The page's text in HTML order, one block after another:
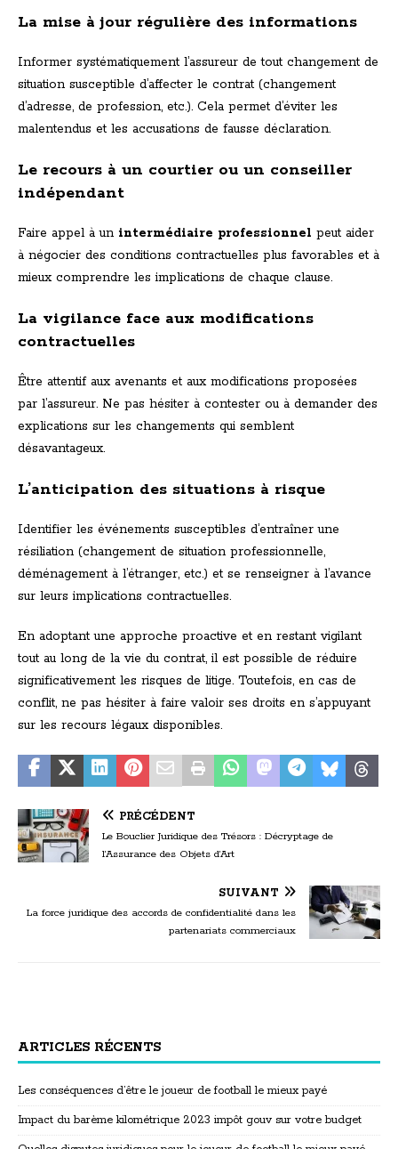
La mise à jour régulière des informations
Informer systématiquement l’assureur de tout changement de
situation susceptible d’affecter le contrat (changement
d’adresse, de profession, etc.). Cela permet d’éviter les
malentendus et les accusations de fausse déclaration.
Le recours à un courtier ou un conseiller
indépendant
Faire appel à un intermédiaire professionnel peut aider
à négocier des conditions contractuelles plus favorables et à
mieux comprendre les implications de chaque clause.
La vigilance face aux modifications
contractuelles
Être attentif aux avenants et aux modifications proposées
par l’assureur. Ne pas hésiter à contester ou à demander des
explications sur les changements qui semblent
désavantageux.
L’anticipation des situations à risque
Identifier les événements susceptibles d’entraîner une
résiliation (changement de situation professionnelle,
déménagement à l’étranger, etc.) et se renseigner à l’avance
sur leurs implications contractuelles.
En adoptant une approche proactive et en restant vigilant
tout au long de la vie du contrat, il est possible de réduire
significativement les risques de litige. Toutefois, en cas de
conflit, ne pas hésiter à faire valoir ses droits en s’appuyant
sur les recours légaux disponibles.
PRÉCÉDENT
Le Bouclier Juridique des Trésors : Décryptage de
l’Assurance des Objets d’Art
SUIVANT
La force juridique des accords de confidentialité dans les
partenariats commerciaux
ARTICLES RÉCENTS
Les conséquences d’être le joueur de football le mieux payé
Impact du barème kilométrique 2023 impôt gouv sur votre budget